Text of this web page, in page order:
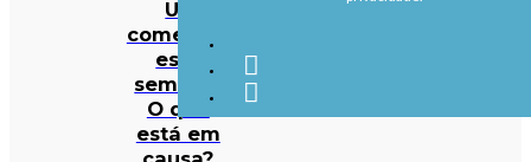
UE
começam
esta
semana.
O que
está em